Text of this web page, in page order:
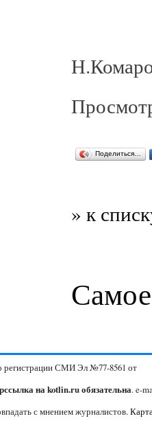
Поделиться…
» к
регистрации СМИ Эл №77-8561 от
на kotlin.ru обязательна. e-
с мнением журналистов.